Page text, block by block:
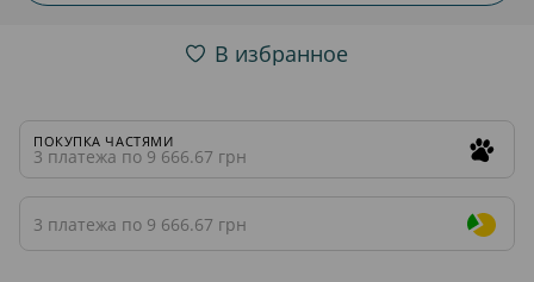
В избранное
ПОКУПКА ЧАСТЯМИ
3 платежа по 9 666.67 грн
3 платежа по 9 666.67 грн